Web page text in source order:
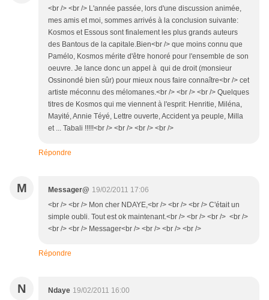
<br /> <br /> L'année passée, lors d'une discussion animée,
mes amis et moi, sommes arrivés à la conclusion suivante:
Kosmos et Essous sont finalement les plus grands auteurs
des Bantous de la capitale.Bien<br /> que moins connu que
Pamélo, Kosmos mérite d'être honoré pour l'ensemble de son
oeuvre. Je lance donc un appel à qui de droit (monsieur
Ossinondé bien sûr) pour mieux nous faire connaître<br /> cet
artiste méconnu des mélomanes.<br /> <br /> <br /> Quelques
titres de Kosmos qui me viennent à l'esprit: Henritie, Miléna,
Mayité, Annie Téyé, Lettre ouverte, Accident ya peuple, Milla
et ... Tabali !!!!!<br /> <br /> <br /> <br />
Répondre
M Messager@ 19/02/2011 17:06
<br /> <br /> Mon cher NDAYE,<br /> <br /> <br /> C'était un
simple oubli. Tout est ok maintenant.<br /> <br /> <br /> <br />
<br /> <br /> Messager<br /> <br /> <br /> <br />
Répondre
N Ndaye 19/02/2011 16:00